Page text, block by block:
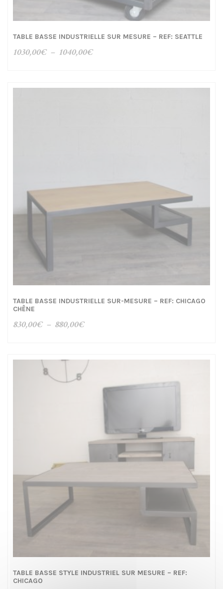
TABLE BASSE INDUSTRIELLE SUR MESURE – REF: SEATTLE
1030,00€ – 1040,00€Plage
1030,00€
TABLE BASSE INDUSTRIELLE SUR-MESURE – REF: CHICAGO
CHÊNE
830,00€ – 880,00€Plage
830,00€
à
880,00€
TABLE BASSE STYLE INDUSTRIEL SUR MESURE – REF:
CHICAGO